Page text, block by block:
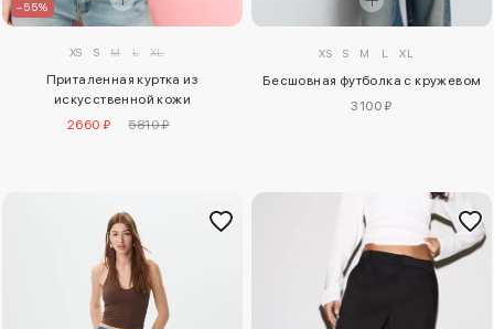
–55%
XS S M L XL
Приталенная куртка из
искусственной кожи
2660 ₽
5810 ₽
XS S M L XL
Бесшовная футболка с кружевом
3100 ₽